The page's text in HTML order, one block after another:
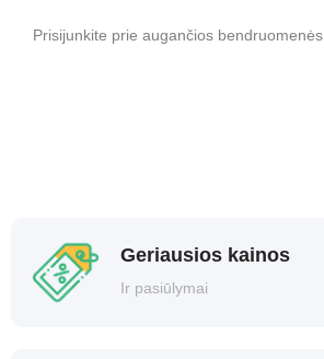
Prisijunkite prie augančios bendruomenės
Geriausios kainos
Ir pasiūlymai